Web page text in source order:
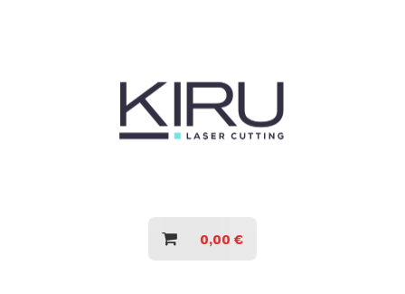
0,00 €
SILHUETAS DESPORTIVAS